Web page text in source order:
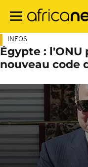
contenu
INFOS
Égypte : l'ONU
nouveau code